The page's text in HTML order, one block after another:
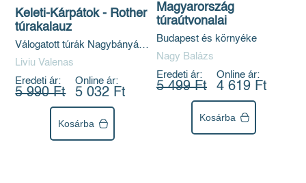
Keleti-Kárpátok - Rother
túrakalauz
Válogatott túrák Nagybányától
Brassóig
Liviu Valenas
Eredeti ár:
5 990 Ft
Online ár:
5 032 Ft
Kosárba
Magyarország
túraútvonalai
Budapest és környéke
Nagy Balázs
Eredeti ár:
5 499 Ft
Online ár:
4 619 Ft
Kosárba